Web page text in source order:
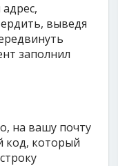
выведя
заполнил
на вашу почту
код, который